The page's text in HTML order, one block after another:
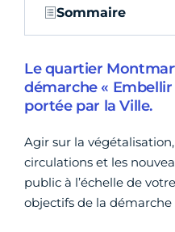
Sommaire
Le quartier
démarche «
portée par la Ville.
Agir sur la
circulations et les
public à l’échelle de
objectifs de la